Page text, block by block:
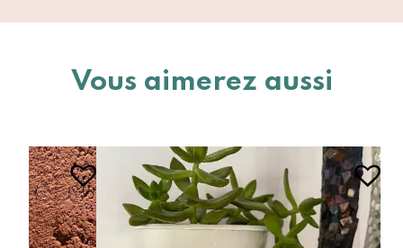
Vous aimerez aussi